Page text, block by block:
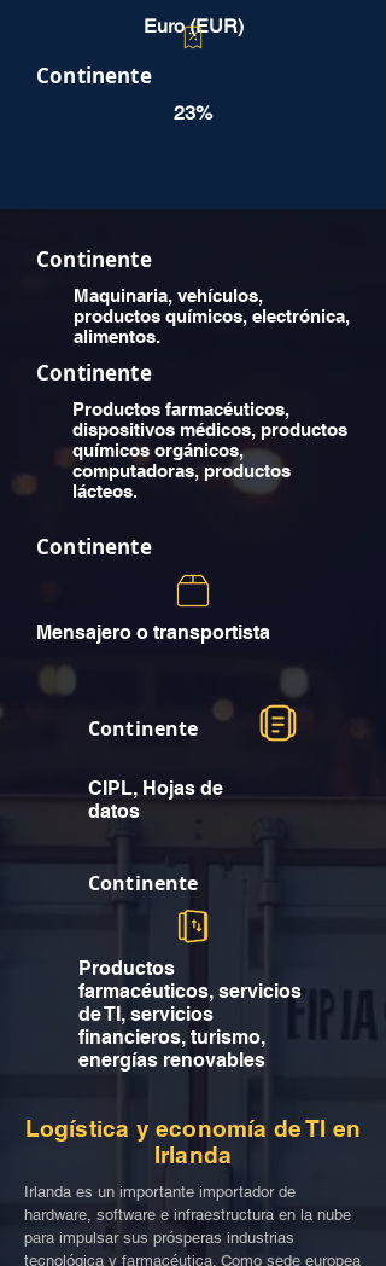
Euro (EUR)
Continente
23%
Continente
Maquinaria, vehículos,
productos químicos, electrónica,
alimentos.
Continente
Productos farmacéuticos,
dispositivos médicos, productos
químicos orgánicos,
computadoras, productos
lácteos.
Continente
Mensajero o transportista
Continente
CIPL, Hojas de
datos
Continente
Productos
farmacéuticos, servicios
de TI, servicios
financieros, turismo,
energías renovables
Logística y economía de TI en
Irlanda
Irlanda es un importante importador de
hardware, software e infraestructura en la nube
para impulsar sus prósperas industrias
tecnológica y farmacéutica. Como sede europea